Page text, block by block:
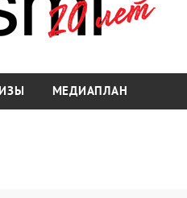
МЕДИАПЛАН